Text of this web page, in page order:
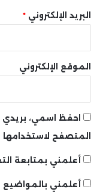
البريد الإلكتروني *
الموقع الإلكتروني
احفظ اسمي، بريدي
المتصفح
أعلمني بمتابعة
أعلمني بالمواضيع